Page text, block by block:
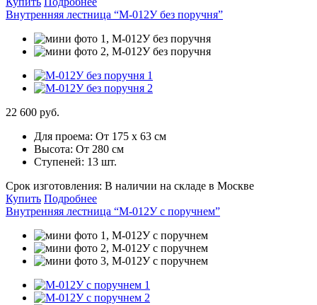
Внутренняя лестница “М-012У без поручня”
22 600 руб.
Для проема: От 175 х 63 см
Высота: От 280 см
Ступеней: 13 шт.
Срок изготовления: В наличии на складе в Москве
Купить Подробнее
Внутренняя лестница “М-012У с поручнем”